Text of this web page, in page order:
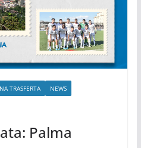
TRASFERTA NEWS
Palma